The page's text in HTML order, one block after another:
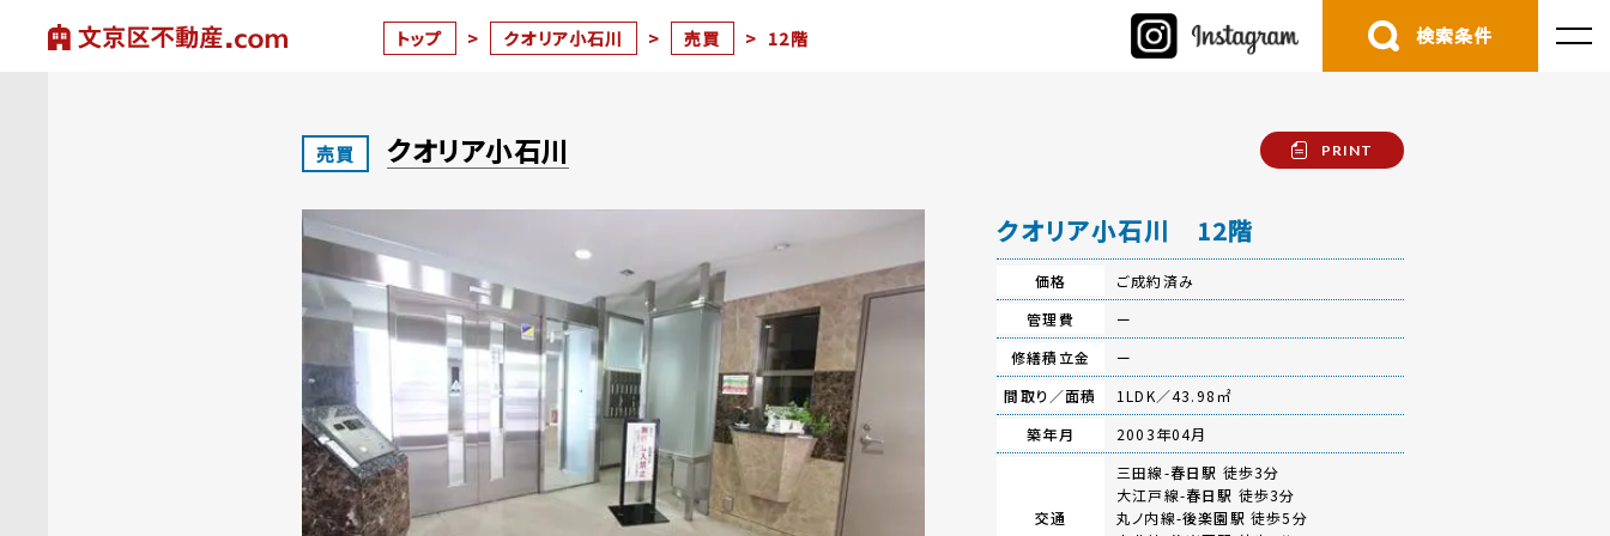
トップ > クオリア小石川 > 売買 > 12階 検索条件
売買 クオリア小石川 PRINT
クオリア小石川 12階
価格
ご成約済み
管理費
ー
修繕積立金
ー
間取り／面積
1LDK／43.98㎡
築年月
2003年04月
交通
三田線-春日駅 徒歩3分
大江戸線-春日駅 徒歩3分
丸ノ内線-後楽園駅 徒歩5分